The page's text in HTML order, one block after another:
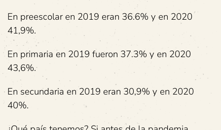
En preescolar en 2019 eran 36.6% y en 2020
41,9%.
En primaria en 2019 fueron 37.3% y en 2020
43,6%.
En secundaria en 2019 eran 30,9% y en 2020
40%.